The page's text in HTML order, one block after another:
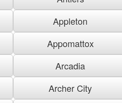
Appleton
Appomattox
Arcadia
Archer City